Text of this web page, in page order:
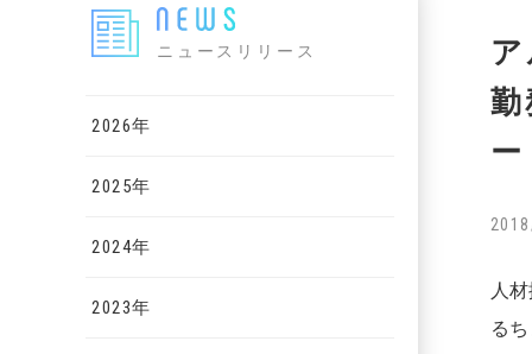
ニュースリリース
2026年
2025年
2024年
2023年
勤
人
る